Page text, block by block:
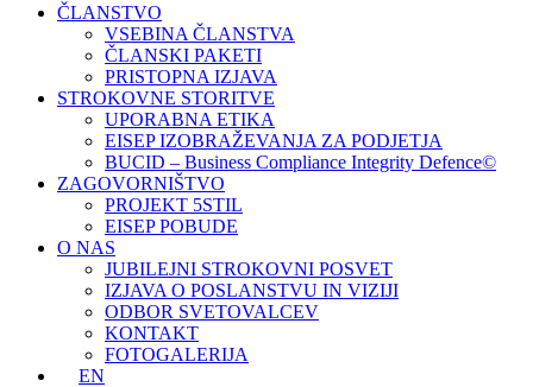
ČLANSTVO
VSEBINA ČLANSTVA
ČLANSKI PAKETI
PRISTOPNA IZJAVA
STROKOVNE STORITVE
UPORABNA ETIKA
EISEP IZOBRAŽEVANJA ZA PODJETJA
BUCID – Business Compliance Integrity Defence©
ZAGOVORNIŠTVO
PROJEKT 5STIL
EISEP POBUDE
O NAS
JUBILEJNI STROKOVNI POSVET
IZJAVA O POSLANSTVU IN VIZIJI
ODBOR SVETOVALCEV
KONTAKT
FOTOGALERIJA
EN